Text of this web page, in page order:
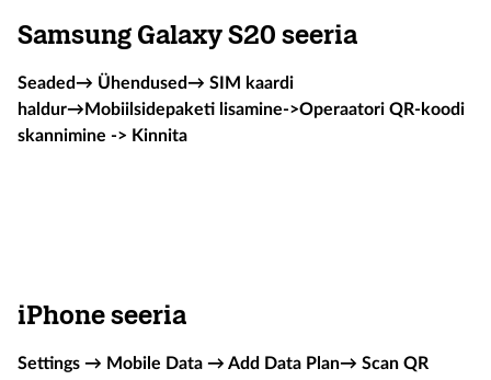
Samsung Galaxy S20 seeria
Seaded→ Ühendused→ SIM kaardi
haldur→Mobiilsidepaketi lisamine->Operaatori QR-koodi
skannimine -> Kinnita
iPhone seeria
Settings → Mobile Data → Add Data Plan→ Scan QR